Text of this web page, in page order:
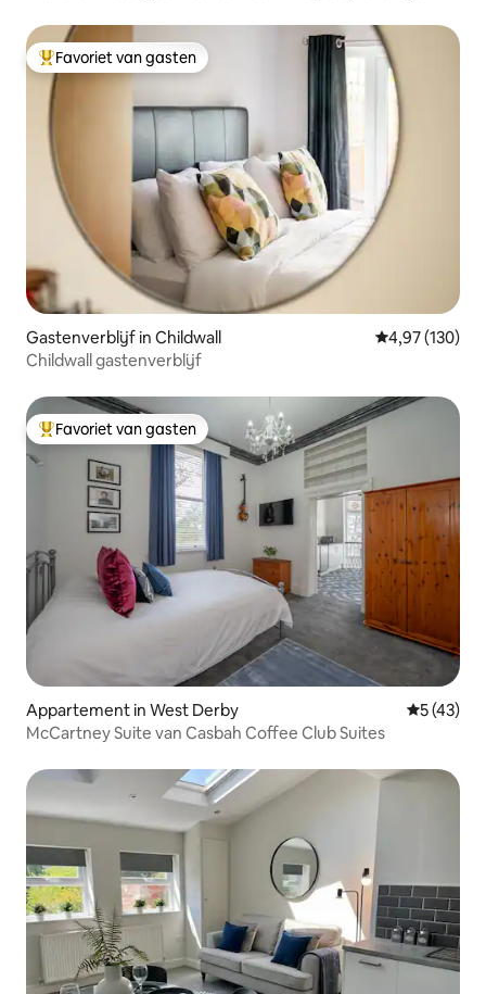
Topfavoriet van gasten
Favoriet van gasten
Gastenverblijf in Childwall Gemiddelde
4,97 (130)
Childwall gastenverblijf
Topfavoriet van gasten
Favoriet van gasten
Appartement in West Derby
5 (43)
McCartney Suite van Casbah Coffee Club Suites